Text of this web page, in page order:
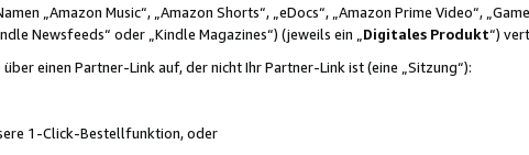
„Amazon Music“, „Amazon Shorts“, „eDocs“, „Amazon Prime Video“,
Newsfeeds“ oder „Kindle Magazines“) (jeweils ein „ Digitales Produkt“)
einen Partner-Link auf, der nicht Ihr Partner-Link ist (eine „Sitzung“):
1-Click-Bestellfunktion, oder